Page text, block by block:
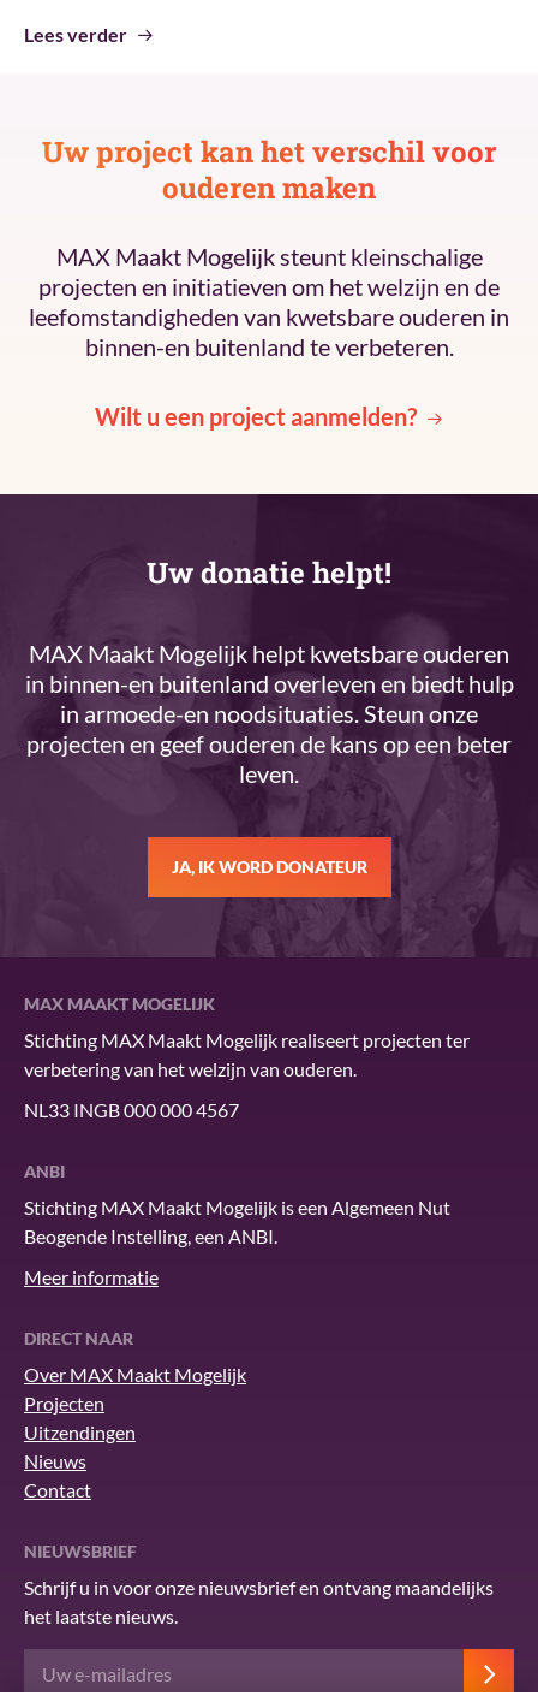
Lees verder
Uw project kan het verschil voor
ouderen maken
MAX Maakt Mogelijk steunt kleinschalige
projecten en initiatieven om het welzijn en de
leefomstandigheden van kwetsbare ouderen in
binnen-en buitenland te verbeteren.
Wilt u een project aanmelden?
Uw donatie helpt!
MAX Maakt Mogelijk helpt kwetsbare ouderen
in binnen-en buitenland overleven en biedt hulp
in armoede-en noodsituaties. Steun onze
projecten en geef ouderen de kans op een beter
leven.
JA, IK WORD DONATEUR
MAX MAAKT MOGELIJK
Stichting MAX Maakt Mogelijk realiseert projecten ter
verbetering van het welzijn van ouderen.
NL33 INGB 000 000 4567
ANBI
Stichting MAX Maakt Mogelijk is een Algemeen Nut
Beogende Instelling, een ANBI.
Meer informatie
DIRECT NAAR
Over MAX Maakt Mogelijk
Projecten
Uitzendingen
Nieuws
Contact
NIEUWSBRIEF
Schrijf u in voor onze nieuwsbrief en ontvang maandelijks
het laatste nieuws.